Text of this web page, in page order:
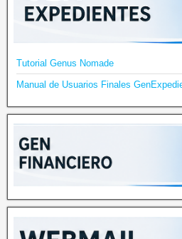
Tutorial Genus Nomade
Manual de Usuarios Finales